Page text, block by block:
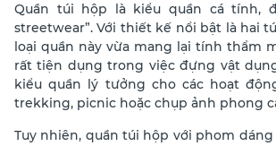
Quần túi hộp là kiểu quần cá tính,
streetwear”. Với thiết kế nổi bật là hai
loại quần này vừa mang lại tính thẩm
rất tiện dụng trong việc đựng vật
kiểu quần lý tưởng cho các hoạt
trekking, picnic hoặc chụp ảnh phong
Tuy nhiên, quần túi hộp với phom